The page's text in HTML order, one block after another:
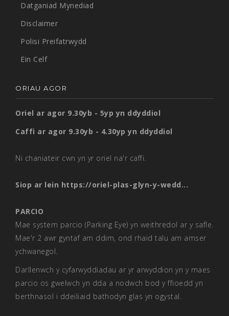
Datganiad Mynediad
Disclaimer
Polisi Preifatrwydd
Ein Celf
ORIAU AGOR
Oriel ar agor 9.30yb - 5yp yn ddyddiol
Caffi ar agor 9.30yb - 4.30yp yn ddyddiol
Ni chaniateir cwn yn yr oriel na'r caffi.
Siop ar lein https://oriel-plas-glyn-y-wedd...
PARCIO
Mae system parcio (Parking Eye) yn weithredol ar y safle.
Mae'r 2 awr gyntaf am ddim, ond rhaid talu am amser
ychwanegol.
Darllenwch y cyfarwyddiadau ar yr arwyddion yn y maes
parcio os gwelwch yn dda a nodwch bod y ffioedd yn
berthnasol i ddeiliaid bathodyn glas yn ogystal.